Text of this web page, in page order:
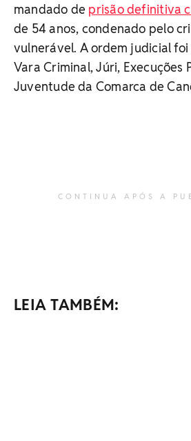
mandado de prisão definitiva
de 54 anos, condenado pelo
vulnerável. A ordem judicial
Vara Criminal, Júri, Execuções
Juventude da Comarca de
CONTINUA APÓS A
LEIA TAMBÉM: